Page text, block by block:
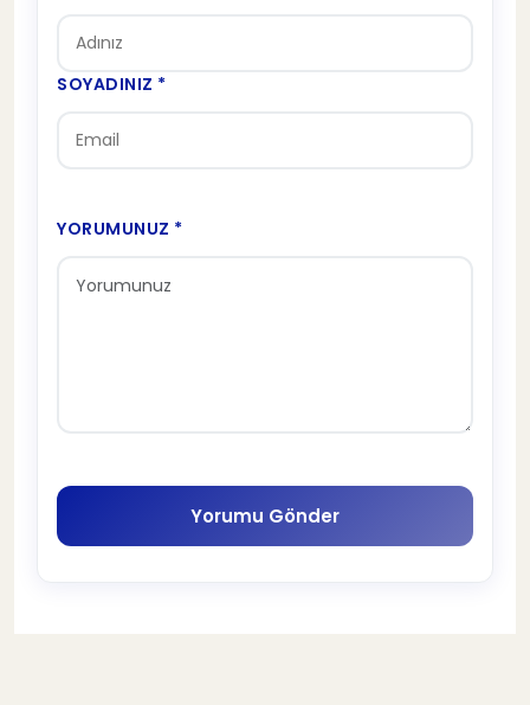
SOYADINIZ *
YORUMUNUZ *
Yorumu Gönder